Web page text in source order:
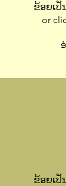
ຂ້ອຍເປັ
or
ຂ້ອຍເປັ